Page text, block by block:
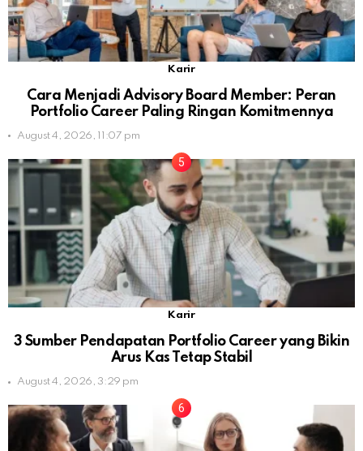
Karir
Cara Menjadi Advisory Board Member: Peran
Portfolio Career Paling Ringan Komitmennya
August 4, 2026, 11:07 pm
Karir
3 Sumber Pendapatan Portfolio Career yang Bikin
Arus Kas Tetap Stabil
August 4, 2026, 3:29 pm